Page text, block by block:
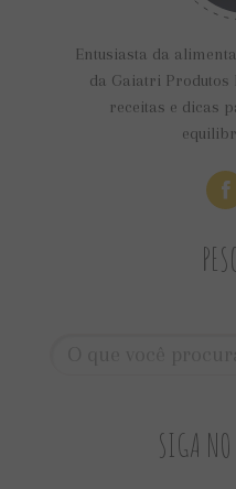
Entusiasta da
da Gaiatri Produtos
receitas e dicas
SIGA